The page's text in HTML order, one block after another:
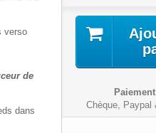
verso
de
dans
Chèque, Paypal